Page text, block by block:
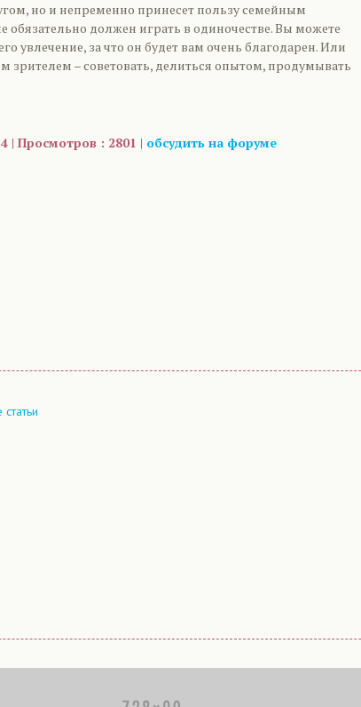
но и непременно принесет пользу семейным
должен играть в одиночестве. Вы можете
увлечение, за что он будет вам очень благодарен. Или
– советовать, делиться опытом, продумывать
| Просмотров : 2801 | обсудить на форуме
статьи